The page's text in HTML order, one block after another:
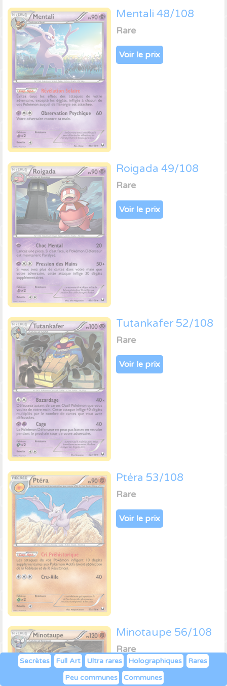
Mentali 48/108
Rare
Voir le prix
Roigada 49/108
Rare
Voir le prix
Tutankafer 52/108
Rare
Voir le prix
Ptéra 53/108
Rare
Voir le prix
Minotaupe 56/108
Rare
Voir le prix
Secrètes Full Art Ultra rares Holographiques
Rares
Peu communes
Communes